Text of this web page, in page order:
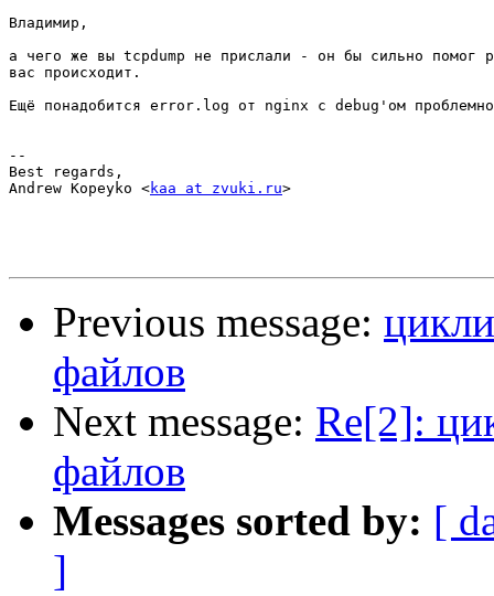
Владимир,
а чего же вы tcpdump не прислали - он бы сильно помог
вас происходит.
Ещё понадобится error.log от nginx c debug'ом
--
Best regards,
Andrew Kopeyko <kaa at zvuki.ru>
Previous message:
файлов
Next message: Re[2]:
файлов
Messages sorted by: [
]